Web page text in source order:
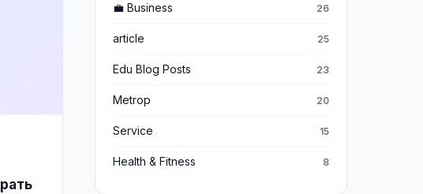
💼 Business 26
article 25
Edu Blog Posts 23
Metrop 20
Service 15
Health & Fitness 8